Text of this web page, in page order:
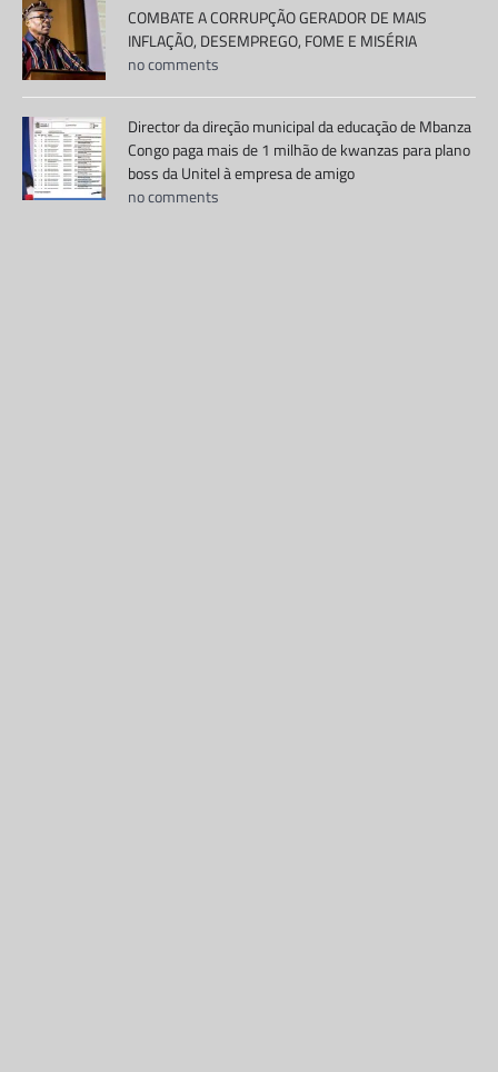
COMBATE A CORRUPÇÃO GERADOR DE MAIS
INFLAÇÃO, DESEMPREGO, FOME E MISÉRIA
no comments
Director da direção municipal da educação de Mbanza
Congo paga mais de 1 milhão de kwanzas para plano
boss da Unitel à empresa de amigo
no comments